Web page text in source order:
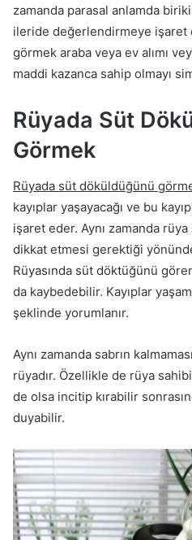
zamanda parasal anlamda
ileride değerlendirmeye işaret
görmek araba veya ev alımı
maddi kazanca sahip olmayı
Rüyada Süt
Görmek
Rüyada süt döküldüğünü
kayıplar yaşayacağı ve bu
işaret eder. Aynı zamanda
dikkat etmesi gerektiği
Rüyasında süt döktüğünü
da kaybedebilir. Kayıplar
şeklinde yorumlanır.
Aynı zamanda sabrın
rüyadır. Özellikle de rüya
de olsa incitip kırabilir
duyabilir.